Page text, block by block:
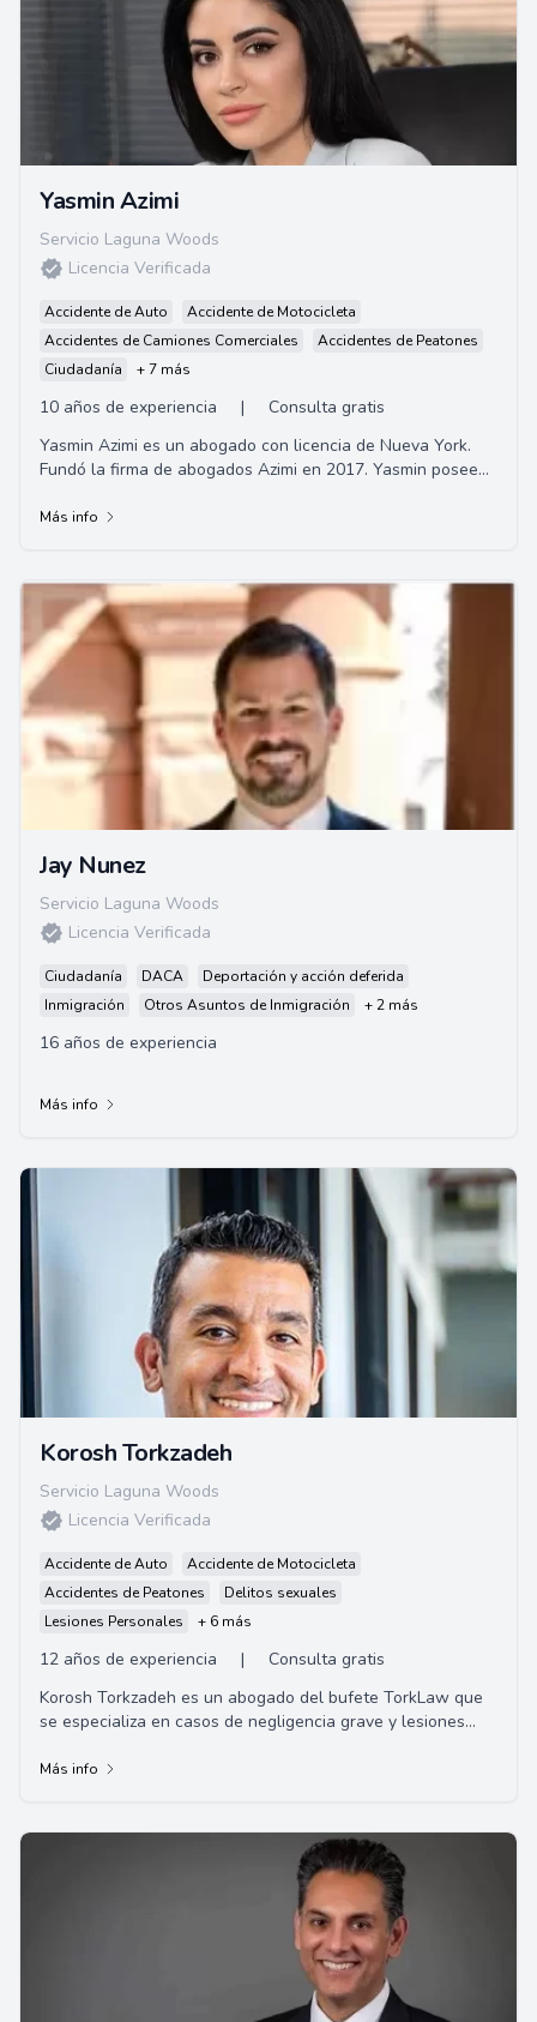
Yasmin Azimi
Servicio Laguna Woods
Licencia Verificada
Accidente de Auto
Accidente de Motocicleta
Accidentes de Camiones Comerciales
Accidentes de Peatones
Ciudadanía
+ 7 más
10 años de experiencia |
Consulta gratis
Yasmin Azimi es un abogado con licencia de Nueva York.
Fundó la firma de abogados Azimi en 2017. Yasmin posee
Más info
Jay Nunez
Servicio Laguna Woods
Licencia Verificada
Ciudadanía DACA
Deportación y acción deferida
Inmigración
Otros Asuntos de Inmigración + 2 más
16 años de experiencia
Más info
Korosh Torkzadeh
Servicio Laguna Woods
Licencia Verificada
Accidente de Auto
Accidente de Motocicleta
Accidentes de Peatones
Delitos sexuales
Lesiones Personales
+ 6 más
12 años de experiencia |
Consulta gratis
Korosh Torkzadeh es un abogado del bufete TorkLaw que
se especializa en casos de negligencia grave y lesiones
Más info